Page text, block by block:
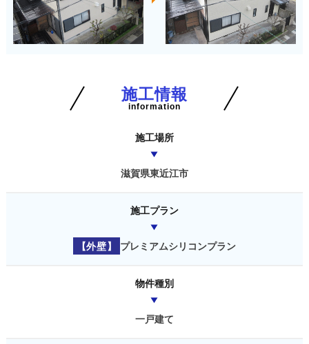
施工情報
information
施工場所
滋賀県東近江市
施工プラン
【外壁】 プレミアムシリコンプラン
物件種別
一戸建て